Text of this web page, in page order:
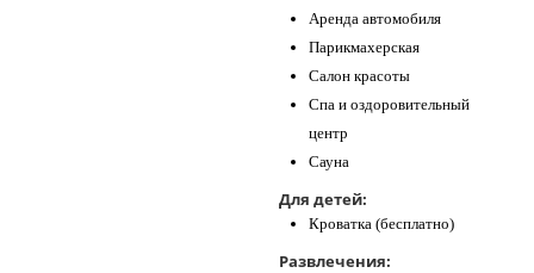
Аренда автомобиля
Парикмахерская
Салон красоты
Спа и оздоровительный
центр
Сауна
Для детей:
Кроватка (бесплатно)
Развлечения: